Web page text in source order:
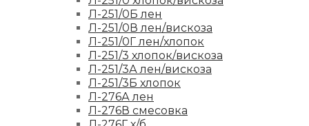
Л-251/0Б лен
Л-251/0В лен/вискоза
Л-251/0Г лен/хлопок
Л-251/3 хлопок/вискоза
Л-251/3А лен/вискоза
Л-251/3Б хлопок
Л-276А лен
Л-276В смесовка